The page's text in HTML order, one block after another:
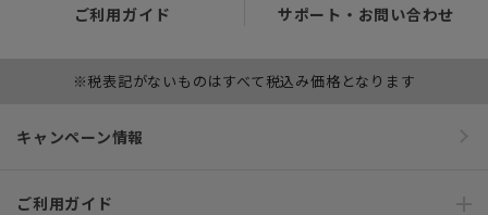
ご利用ガイド サポート・お問い合わせ
※税表記がないものはすべて税込み価格となります
キャンペーン情報
ご利用ガイド